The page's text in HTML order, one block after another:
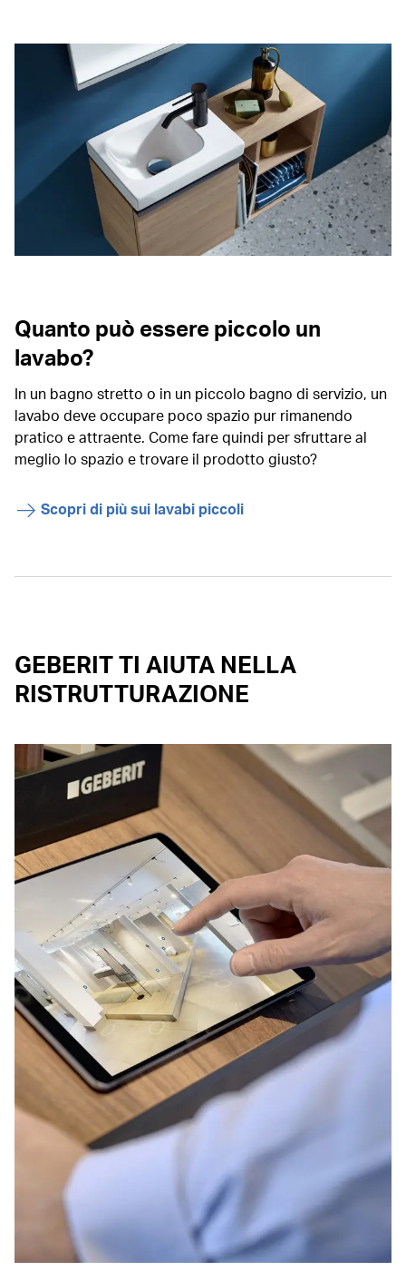
Quanto può essere piccolo un
lavabo?
In un bagno stretto o in un piccolo bagno di servizio, un
lavabo deve occupare poco spazio pur rimanendo
pratico e attraente. Come fare quindi per sfruttare al
meglio lo spazio e trovare il prodotto giusto?
Scopri di più sui lavabi piccoli
GEBERIT TI AIUTA NELLA
RISTRUTTURAZIONE